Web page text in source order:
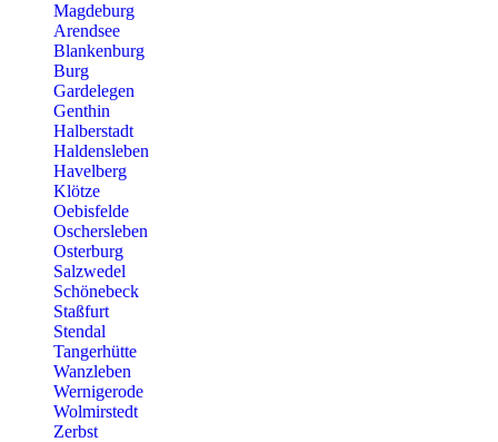
Magdeburg
Arendsee
Blankenburg
Burg
Gardelegen
Genthin
Halberstadt
Haldensleben
Havelberg
Klötze
Oebisfelde
Oschersleben
Osterburg
Salzwedel
Schönebeck
Staßfurt
Stendal
Tangerhütte
Wanzleben
Wernigerode
Wolmirstedt
Zerbst